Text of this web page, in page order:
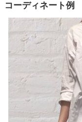
コーディネート例